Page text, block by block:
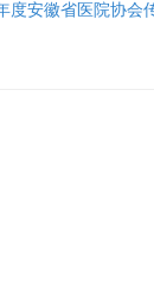
安徽省医院协会